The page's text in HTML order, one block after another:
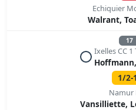
Echiquier
Walrant,
17
Ixelles CC 1
1/2-
Namur
Vansilliette,